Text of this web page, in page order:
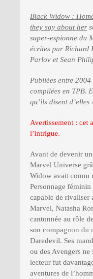
Black Widow :
they say about her
super-espionne du
écrites par Richard
Parlov et Sean
Publiées entre
compilées en TPB.
qu’ils disent
Avertissement : cet
l’intrigue.
Avant de devenir
Marvel Universe
Widow avait connu
Personnage
capable de rivaliser
Marvel, Natasha
cantonnée au rôle
son compagnon du
Daredevil. Ses
ou des Avengers
lecteur fut
aventures de